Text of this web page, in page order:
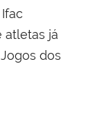
atletas já
dos